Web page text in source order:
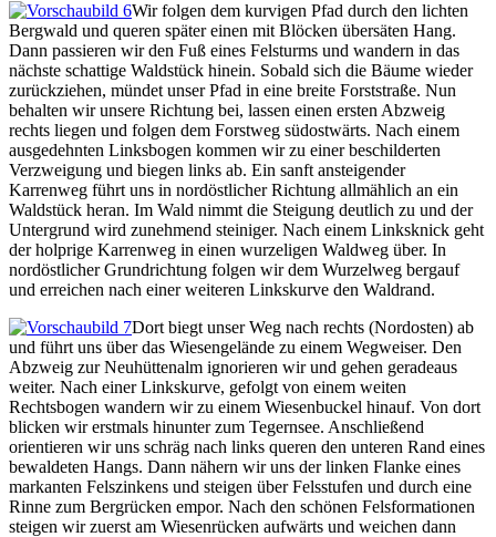
Wir folgen dem kurvigen Pfad durch den lichten
Bergwald und queren später einen mit Blöcken übersäten Hang.
Dann passieren wir den Fuß eines Felsturms und wandern in das
nächste schattige Waldstück hinein. Sobald sich die Bäume wieder
zurückziehen, mündet unser Pfad in eine breite Forststraße. Nun
behalten wir unsere Richtung bei, lassen einen ersten Abzweig
rechts liegen und folgen dem Forstweg südostwärts. Nach einem
ausgedehnten Linksbogen kommen wir zu einer beschilderten
Verzweigung und biegen links ab. Ein sanft ansteigender
Karrenweg führt uns in nordöstlicher Richtung allmählich an ein
Waldstück heran. Im Wald nimmt die Steigung deutlich zu und der
Untergrund wird zunehmend steiniger. Nach einem Linksknick geht
der holprige Karrenweg in einen wurzeligen Waldweg über. In
nordöstlicher Grundrichtung folgen wir dem Wurzelweg bergauf
und erreichen nach einer weiteren Linkskurve den Waldrand.
Dort biegt unser Weg nach rechts (Nordosten) ab
und führt uns über das Wiesengelände zu einem Wegweiser. Den
Abzweig zur Neuhüttenalm ignorieren wir und gehen geradeaus
weiter. Nach einer Linkskurve, gefolgt von einem weiten
Rechtsbogen wandern wir zu einem Wiesenbuckel hinauf. Von dort
blicken wir erstmals hinunter zum Tegernsee. Anschließend
orientieren wir uns schräg nach links queren den unteren Rand eines
bewaldeten Hangs. Dann nähern wir uns der linken Flanke eines
markanten Felszinkens und steigen über Felsstufen und durch eine
Rinne zum Bergrücken empor. Nach den schönen Felsformationen
steigen wir zuerst am Wiesenrücken aufwärts und weichen dann